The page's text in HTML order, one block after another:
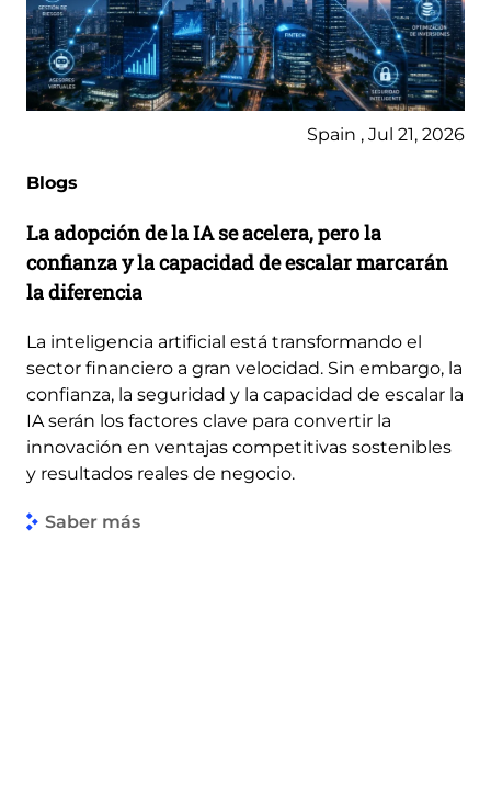
Spain , Jul 21, 2026
Blogs
La adopción de la IA se acelera, pero la
confianza y la capacidad de escalar marcarán
la diferencia
La inteligencia artificial está transformando el
sector financiero a gran velocidad. Sin embargo, la
confianza, la seguridad y la capacidad de escalar la
IA serán los factores clave para convertir la
innovación en ventajas competitivas sostenibles
y resultados reales de negocio.
Saber más